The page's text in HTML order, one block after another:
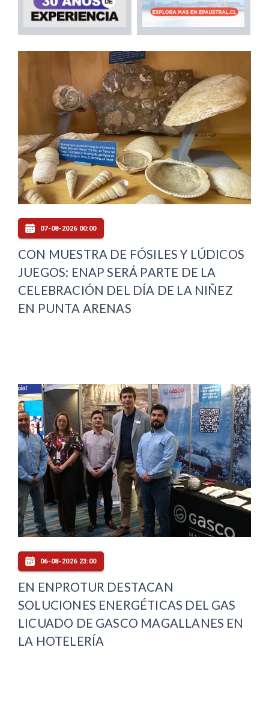
07-08-2026 00:00
CON MUESTRA DE FÓSILES Y LÚDICOS
JUEGOS: ENAP SERÁ PARTE DE LA
CELEBRACIÓN DEL DÍA DE LA NIÑEZ
EN PUNTA ARENAS
06-08-2026 23:00
EN ENPROTUR DESTACAN
SOLUCIONES ENERGÉTICAS DEL GAS
LICUADO DE GASCO MAGALLANES EN
LA HOTELERÍA